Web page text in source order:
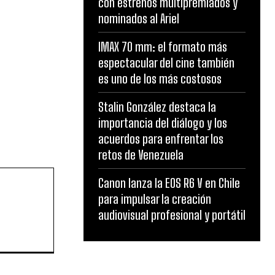
nominados al Ariel
IMAX 70 mm: el formato más
espectacular del cine también
es uno de los más costosos
Stalin González destaca la
importancia del diálogo y los
acuerdos para enfrentar los
retos de Venezuela
Canon lanza la EOS R6 V en Chile
para impulsar la creación
audiovisual profesional y portátil